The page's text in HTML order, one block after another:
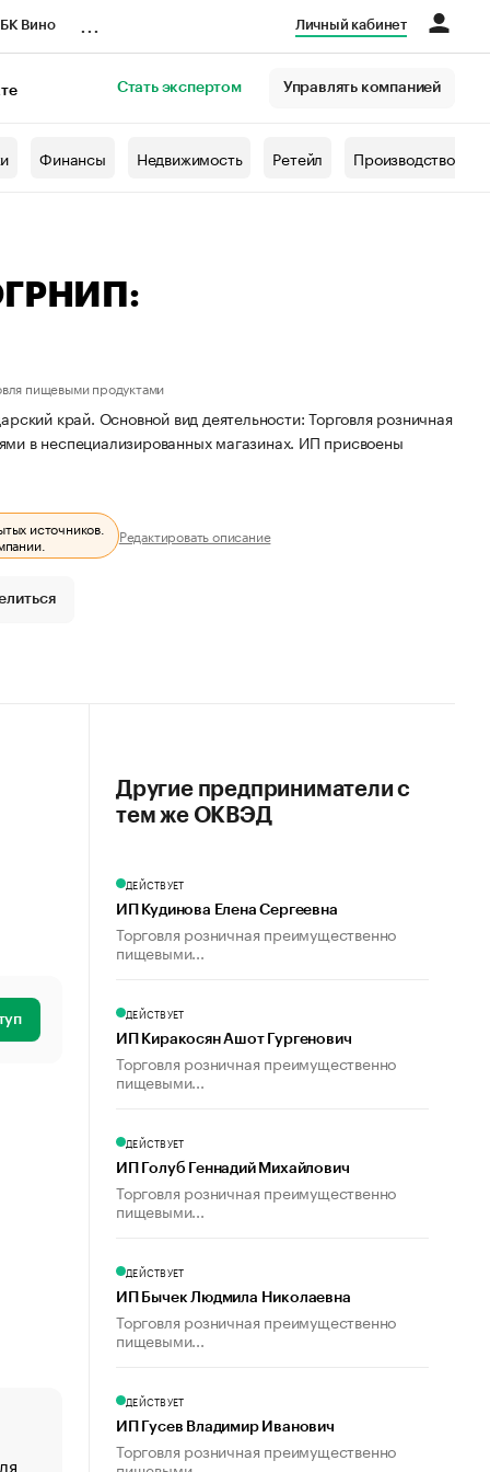
Вино Личный кабинет
Стать экспертом Управлять компанией
Финансы Недвижимость Ретейл Производство
пищевыми продуктами
край. Основной вид деятельности: Торговля розничная
в неспециализированных магазинах. ИП присвоены
источников.
Редактировать описание
«От спорта тело стареет иначе». Как живет глава
Другие предприниматели с
тем же ОКВЭД
ДЕЙСТВУЕТ
ИП Кудинова Елена Сергеевна
Торговля розничная преимущественно
пищевыми...
ДЕЙСТВУЕТ
ИП Киракосян Ашот Гургенович
Торговля розничная преимущественно
пищевыми...
ДЕЙСТВУЕТ
ИП Голуб Геннадий Михайлович
Торговля розничная преимущественно
пищевыми...
ДЕЙСТВУЕТ
ИП Бычек Людмила Николаевна
Торговля розничная преимущественно
пищевыми...
ДЕЙСТВУЕТ
ИП Гусев Владимир Иванович
Торговля розничная преимущественно